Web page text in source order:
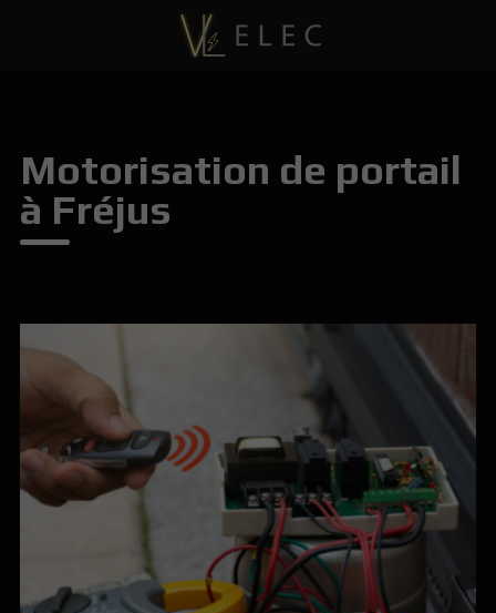
Motorisation de portail
à Fréjus